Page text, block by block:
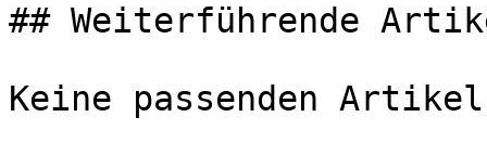
## Weiterführende
Keine passenden